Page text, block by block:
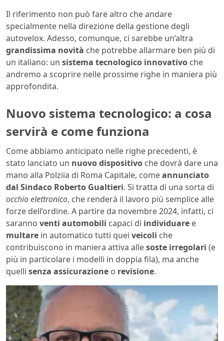
Il riferimento non può fare altro che andare
specialmente nella direzione della gestione degli
autovelox. Adesso, comunque, ci sarebbe un’altra
grandissima novità che potrebbe allarmare ben più di
un italiano: un sistema tecnologico innovativo che
andremo a scoprire nelle prossime righe in maniera più
approfondita.
Nuovo sistema tecnologico: a cosa
servirà e come funziona
Come abbiamo anticipato nelle righe precedenti, è
stato lanciato un nuovo dispositivo che dovrà dare una
mano alla Polziia di Roma Capitale, comeannunciato
dal Sindaco Roberto Gualtieri. Si tratta di una sorta di
occhio elettronico, che renderà il lavoro più semplice alle
forze dell’ordine. A partire da novembre 2024, infatti, ci
saranno venti automobili capaci di individuare e
multare in automatico tutti quei veicoli che
contribuiscono in maniera attiva allesoste irregolari (e
più in particolare i modelli in doppia fila), ma anche
quelli senza assicurazione o revisione.